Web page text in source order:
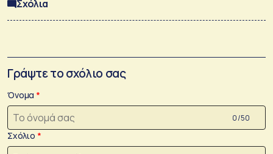
Σχόλια
Γράψτε το σχόλιο σας
Όνομα
0 /50
Σχόλιο